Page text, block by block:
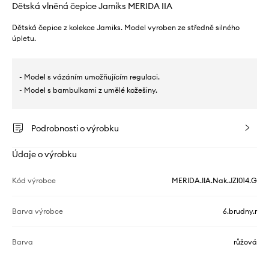
Dětská vlněná čepice Jamiks MERIDA IIA
Dětská čepice z kolekce Jamiks. Model vyroben ze středně silného
úpletu.
- Model s vázáním umožňujícím regulaci.
- Model s bambulkami z umělé kožešiny.
Podrobnosti o výrobku
Údaje o výrobku
Kód výrobce MERIDA.IIA.Nak.JZI014.G
Barva výrobce 6.brudny.r
Barva růžová